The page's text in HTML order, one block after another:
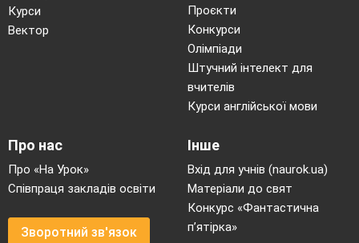
Курси
Вектор
Проєкти
Конкурси
Олімпіади
Штучний інтелект для
вчителів
Курси англійської мови
Про нас
Про «На Урок»
Співпраця закладів освіти
Зворотний зв'язок
Інше
Вхід для учнів (naurok.ua)
Матеріали до свят
Конкурс «Фантастична
п’ятірка»